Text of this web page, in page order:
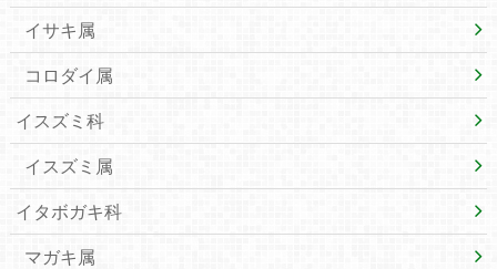
イサキ属
コロダイ属
イスズミ科
イスズミ属
イタボガキ科
マガキ属